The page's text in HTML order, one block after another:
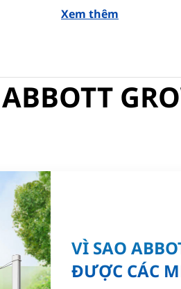
Xem thêm
VÌ SAO
ĐƯỢC CÁC